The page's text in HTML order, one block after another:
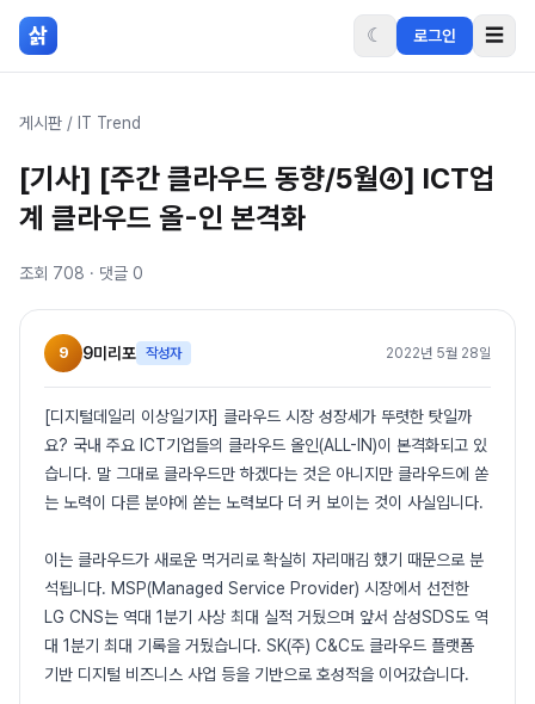
본문 바로가기
삵 ☾ 로그인 ☰
게시판 / IT Trend
[기사] [주간 클라우드 동향/5월④] ICT업
계 클라우드 올-인 본격화
조회 708 · 댓글 0
9 9미리포 작성자 2022년 5월 28일
[디지털데일리 이상일기자] 클라우드 시장 성장세가 뚜렷한 탓일까
요? 국내 주요 ICT기업들의 클라우드 올인(ALL-IN)이 본격화되고 있
습니다. 말 그대로 클라우드만 하겠다는 것은 아니지만 클라우드에 쏟
는 노력이 다른 분야에 쏟는 노력보다 더 커 보이는 것이 사실입니다.
이는 클라우드가 새로운 먹거리로 확실히 자리매김 했기 때문으로 분
석됩니다. MSP(Managed Service Provider) 시장에서 선전한
LG CNS는 역대 1분기 사상 최대 실적 거뒀으며 앞서 삼성SDS도 역
대 1분기 최대 기록을 거뒀습니다. SK(주) C&C도 클라우드 플랫폼
기반 디지털 비즈니스 사업 등을 기반으로 호성적을 이어갔습니다.